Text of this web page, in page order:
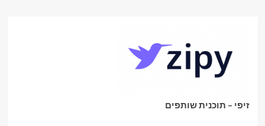
זיפי – תוכנית שותפים